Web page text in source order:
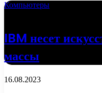
Компьютеры
IBM несет
массы
16.08.2023